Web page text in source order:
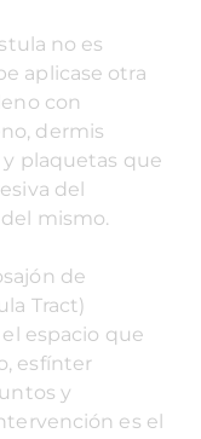
no es
aplicase otra
con
dermis
plaquetas que
del
mismo.
de
Tract)
espacio que
esfínter
y
es el